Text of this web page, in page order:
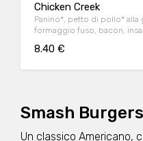
Chicken Creek
Panino*, petto di pollo* alla
formaggio fuso, bacon,
8.40 €
Smash Burgers
Un classico Americano,